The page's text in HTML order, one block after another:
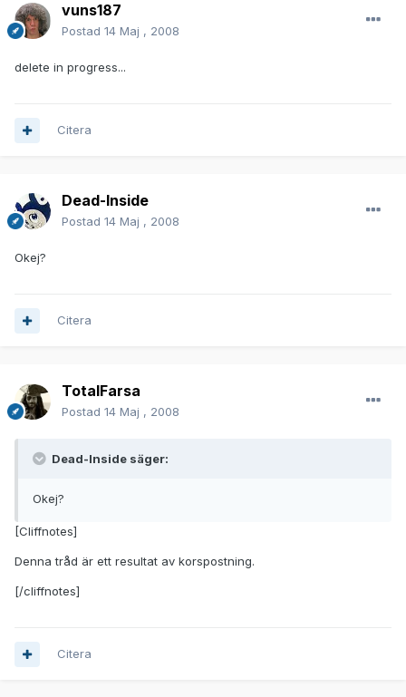
vuns187
Postad 14 Maj , 2008
delete in progress...
Citera
Dead-Inside
Postad 14 Maj , 2008
Okej?
Citera
TotalFarsa
Postad 14 Maj , 2008
Dead-Inside säger:
Okej?
[Cliffnotes]
Denna tråd är ett resultat av korspostning.
[/cliffnotes]
Citera